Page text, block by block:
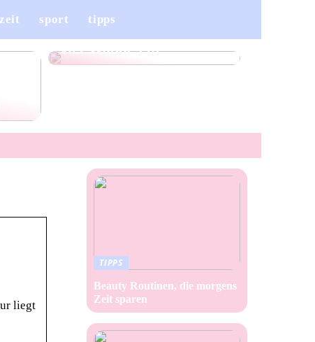
sport tipps
jedes Zuhause – so zieht
vier Wände ein
liegt
TIPPS
Beauty Routinen, die morgens
Zeit sparen